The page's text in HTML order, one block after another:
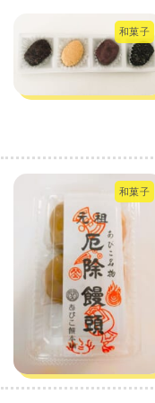
和菓子
和菓子